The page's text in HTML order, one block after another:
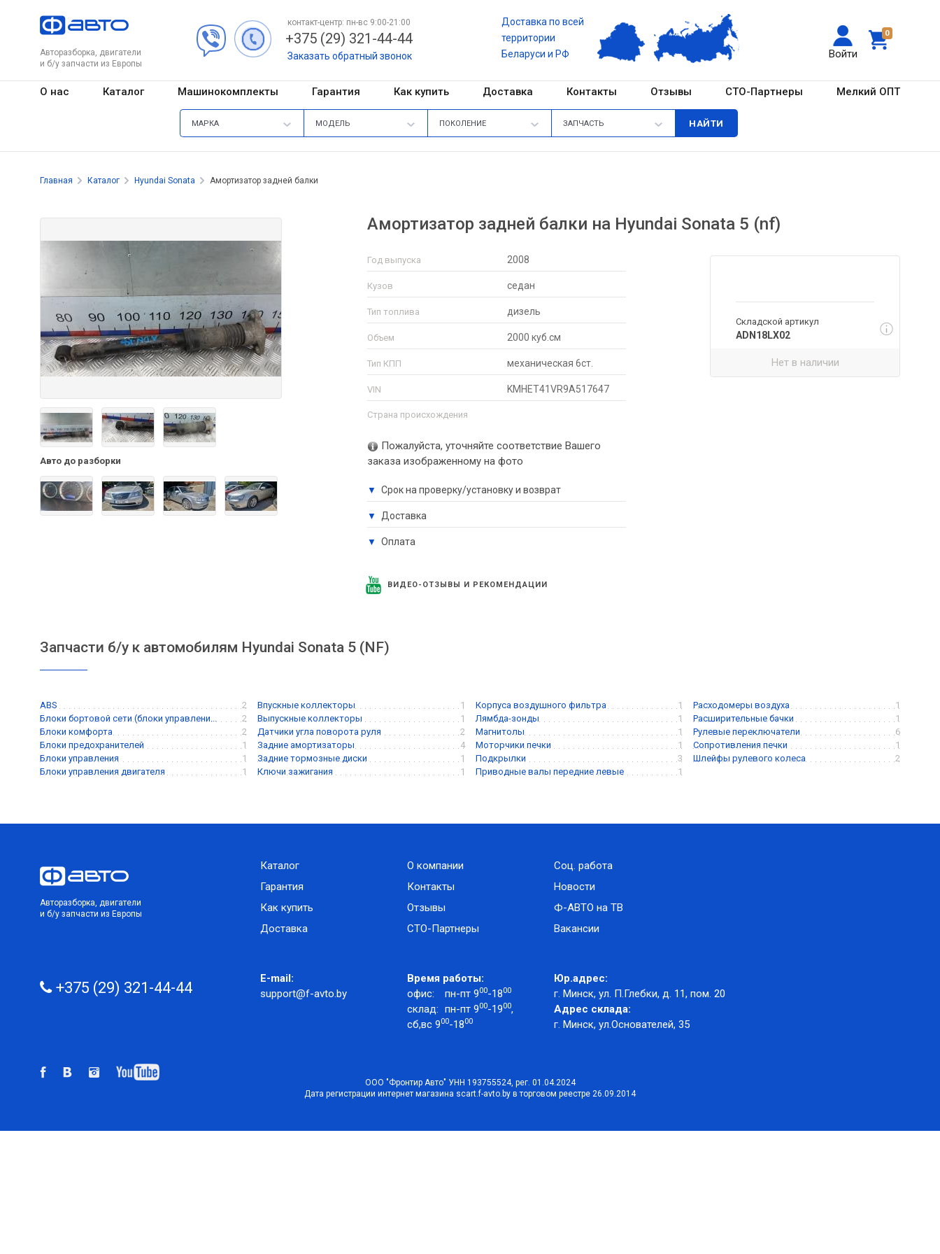
Авторазборка, двигатели
и б/у запчасти из Европы
0
Войти
контакт-центр: пн-вс 9:00-21:00
+375 (29) 321-44-44
Заказать обратный звонок
Доставка по всей
территории
Беларуси и РФ
О нас Каталог Машинокомплекты Гарантия Как купить Доставка Контакты Отзывы СТО-Партнеры Мелкий ОПТ
МАРКА МОДЕЛЬ ПОКОЛЕНИЕ ЗАПЧАСТЬ
Главная Каталог Hyundai Sonata Амортизатор задней балки
Авто до разборки
Амортизатор задней балки на Hyundai Sonata 5 (nf)
Год выпуска 2008
Кузов седан
Тип топлива дизель
Объем 2000 куб.см
Тип КПП механическая 6ст.
VIN KMHET41VR9A517647
Страна происхождения
Пожалуйста, уточняйте соответствие Вашего
заказа изображенному на фото
▼ Срок на проверку/установку и возврат
▼ Доставка
▼ Оплата
ВИДЕО-ОТЗЫВЫ И РЕКОМЕНДАЦИИ
Складской артикул
ADN18LX02
Нет в наличии
Запчасти б/у к автомобилям Hyundai Sonata 5 (NF)
ABS
2
Блоки бортовой сети (блоки управлени...
2
Блоки комфорта
2
Блоки предохранителей
1
Блоки управления
1
Блоки управления двигателя
1
Впускные коллекторы
1
Выпускные коллекторы
1
Датчики угла поворота руля
2
Задние амортизаторы
4
Задние тормозные диски
1
Ключи зажигания
1
Корпуса воздушного фильтра
1
Лямбда-зонды
1
Магнитолы
1
Моторчики печки
1
Подкрылки
3
Приводные валы передние левые
1
Расходомеры воздуха
1
Расширительные бачки
1
Рулевые переключатели
6
Сопротивления печки
1
Шлейфы рулевого колеса
2
Авторазборка, двигатели
и б/у запчасти из Европы
Каталог
Гарантия
Как купить
Доставка
О компании
Контакты
Отзывы
СТО-Партнеры
Соц. работа
Новости
Ф-АВТО на ТВ
Вакансии
+375 (29) 321-44-44
E-mail:
support@f-avto.by
Время работы:
офис:
пн-пт 900-1800
склад: пн-пт 900-1900,
сб,вс 900-1800
Юр.адрес:
г. Минск, ул. П.Глебки, д. 11, пом. 20
Адрес склада:
г. Минск, ул.Основателей, 35
ООО "Фронтир Авто" УНН 193755524, рег. 01.04.2024
Дата регистрации интернет магазина scart.f-avto.by в торговом реестре 26.09.2014